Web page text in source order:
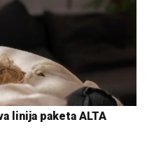
linija paketa ALTA